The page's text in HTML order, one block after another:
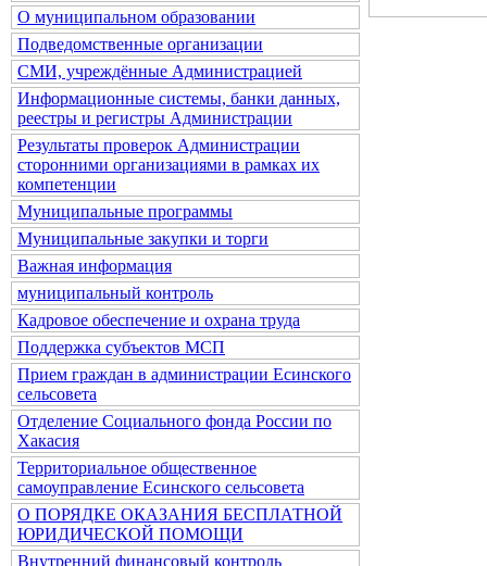
О муниципальном образовании
Подведомственные организации
СМИ, учреждённые Администрацией
Информационные системы, банки данных,
реестры и регистры Администрации
Результаты проверок Администрации
сторонними организациями в рамках их
компетенции
Муниципальные программы
Муниципальные закупки и торги
Важная информация
муниципальный контроль
Кадровое обеспечение и охрана труда
Поддержка субъектов МСП
Прием граждан в администрации Есинского
сельсовета
Отделение Социального фонда России по
Хакасия
Территориальное общественное
самоуправление Есинского сельсовета
О ПОРЯДКЕ ОКАЗАНИЯ БЕСПЛАТНОЙ
ЮРИДИЧЕСКОЙ ПОМОЩИ
Внутренний финансовый контроль